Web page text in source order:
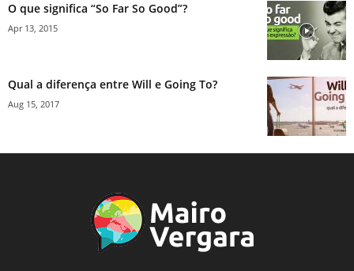
O que significa “So Far So Good”?
Apr 13, 2015
Qual a diferença entre Will e Going To?
Aug 15, 2017